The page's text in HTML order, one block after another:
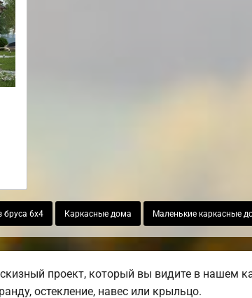
бруса 6х4 Каркасные дома Маленькие каркасные
проект, который вы видите в нашем
остекление, навес или крыльцо.